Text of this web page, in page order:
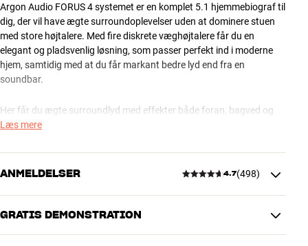
Argon Audio FORUS 4 systemet er en komplet 5.1 hjemmebiograf til
dig, der vil have ægte surroundoplevelser uden at dominere stuen
med store højtalere. Med fire diskrete væghøjtalere får du en
elegant og pladsvenlig løsning, som passer perfekt ind i moderne
hjem, samtidig med at du får markant bedre lyd end fra en
soundbar.
Her får du ægte surroundlyd med effekter både foran, bagved og
omkring dig, så film, serier og gaming bliver langt mere levende og
oplevelsen føles større og mere realistisk.
hverdagen. Receiveren hjælper med opsætningen, og når først det
hele spiller, kan du bare læne dig tilbage og nyde en
Læs mere
ANMELDELSER 4.7(498)
4.7
GRATIS DEMONSTRATION